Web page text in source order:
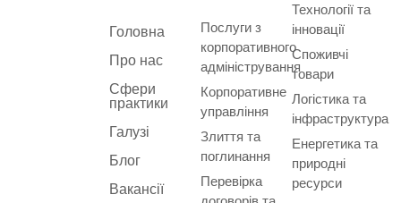
Головна
Про нас
Сфери
практики
Галузі
Блог
Вакансії
Послуги з
корпоративного
адміністрування
Корпоративне
управління
Злиття та
поглинання
Перевірка
Технології та
інновації
Споживчі
товари
Логістика та
інфраструктура
Енергетика та
природні
ресурси